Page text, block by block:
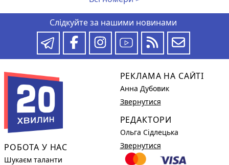
Слідкуйте за нашими новинами
РОБОТА У НАС
Шукаєм таланти
РЕКЛАМА НА САЙТІ
Анна Дубовик
Звернутися
РЕДАКТОРИ
Ольга Сідлецька
Звернутися